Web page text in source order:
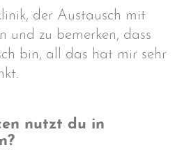
der Austausch mit
und zu bemerken, dass
bin, all das hat mir sehr
nutzt du in